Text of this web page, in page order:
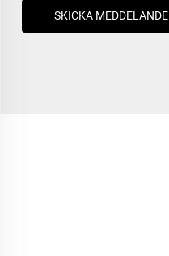
SKICKA MEDDELANDE